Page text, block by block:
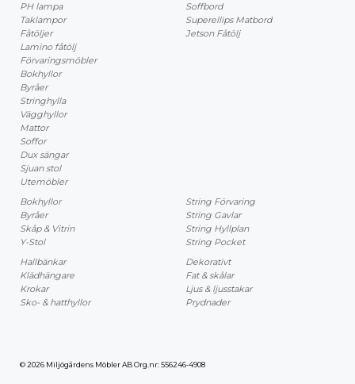
PH lampa
Taklampor
Fåtöljer
Lamino fåtölj
Förvaringsmöbler
Bokhyllor
Byråer
Stringhylla
Vägghyllor
Mattor
Soffor
Dux sängar
Sjuan stol
Utemöbler
Soffbord
Superellips Matbord
Jetson Fåtölj
Bokhyllor
Byråer
Skåp & Vitrin
Y-Stol
String Förvaring
String Gavlar
String Hyllplan
String Pocket
Hallbänkar
Klädhängare
Krokar
Sko- & hatthyllor
Dekorativt
Fat & skålar
Ljus & ljusstakar
Prydnader
© 2026 Miljögårdens Möbler AB Org.nr: 556246-4908